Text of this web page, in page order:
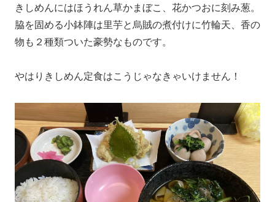
きしめんにはほうれん草かまぼこ、花かつおに刻み葱。
脇を固める小鉢陣は里芋と烏賊の煮付けに竹輪天、香の
物も２種類ついた豪勢なものです。
やはりきしめん定食はこうじゃなきゃいけません！